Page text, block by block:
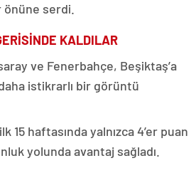
önüne serdi.
KALDILAR
ve Fenerbahçe, Beşiktaş’a
istikrarlı bir görüntü
15 haftasında yalnızca 4’er puan
yolunda avantaj sağladı.